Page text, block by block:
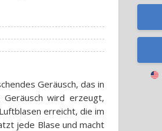
Geräusch, das in
wird erzeugt,
erreicht, die im
jede Blase und macht